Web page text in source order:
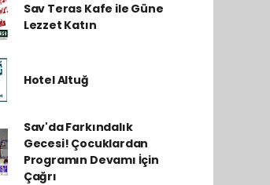
Sav Teras Kafe ile Güne
Lezzet Katın
Hotel Altuğ
Sav'da Farkındalık
Gecesi! Çocuklardan
Programın Devamı İçin
Çağrı